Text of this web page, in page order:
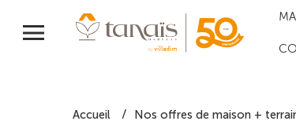
Accueil Nos offres de maison +